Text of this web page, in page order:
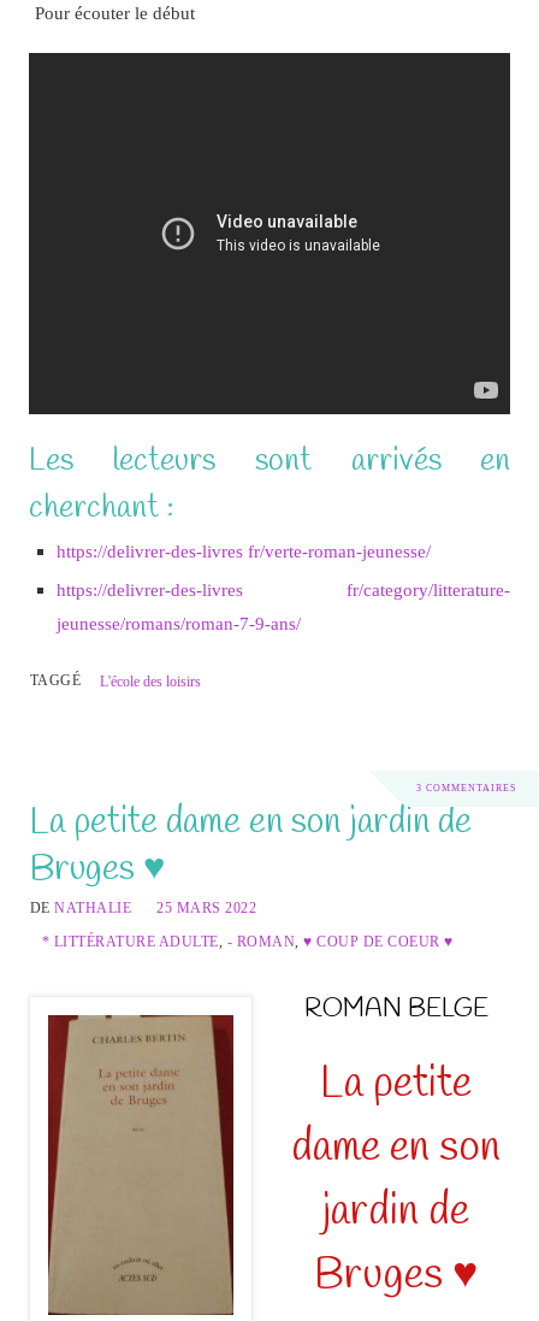
Pour écouter le début
Les lecteurs sont arrivés en
cherchant :
https://delivrer-des-livres fr/verte-roman-jeunesse/
https://delivrer-des-livres fr/category/litterature-
jeunesse/romans/roman-7-9-ans/
TAGGÉ L'école des loisirs
3 COMMENTAIRES
La petite dame en son jardin de
Bruges ♥
DENATHALIE
25 MARS 2022
* LITTÉRATURE ADULTE, - ROMAN,♥ COUP DE COEUR ♥
ROMAN BELGE
La petite
dame en son
jardin de
Bruges ♥